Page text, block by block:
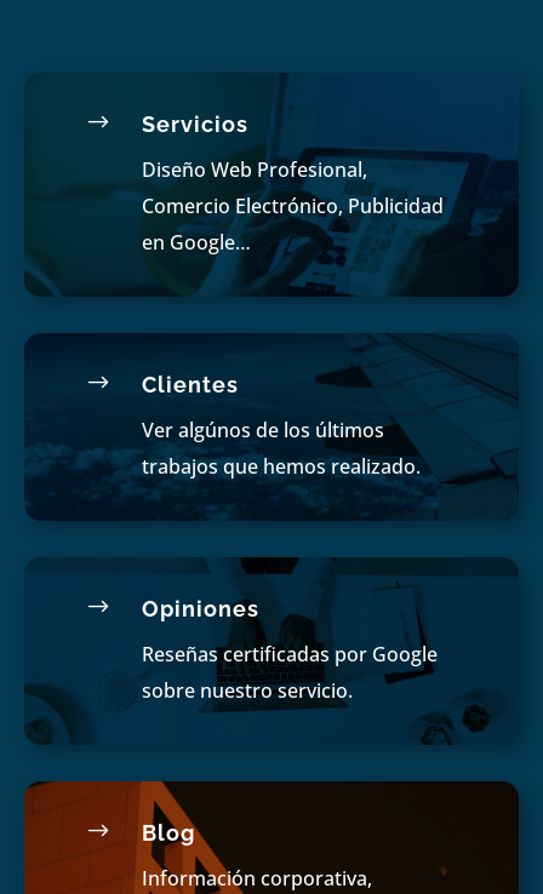
$ Servicios
Diseño Web Profesional,
Comercio Electrónico, Publicidad
en Google…
$ Clientes
Ver algúnos de los últimos
trabajos que hemos realizado.
$ Opiniones
Reseñas certificadas por Google
sobre nuestro servicio.
$ Blog
Información corporativa,